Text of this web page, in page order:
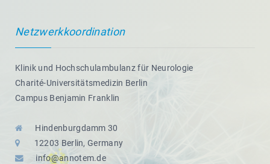
Netzwerkkoordination
Klinik und Hochschulambulanz für Neurologie
Charité-Universitätsmedizin Berlin
Campus Benjamin Franklin
Hindenburgdamm 30
12203 Berlin, Germany
info@annotem.de